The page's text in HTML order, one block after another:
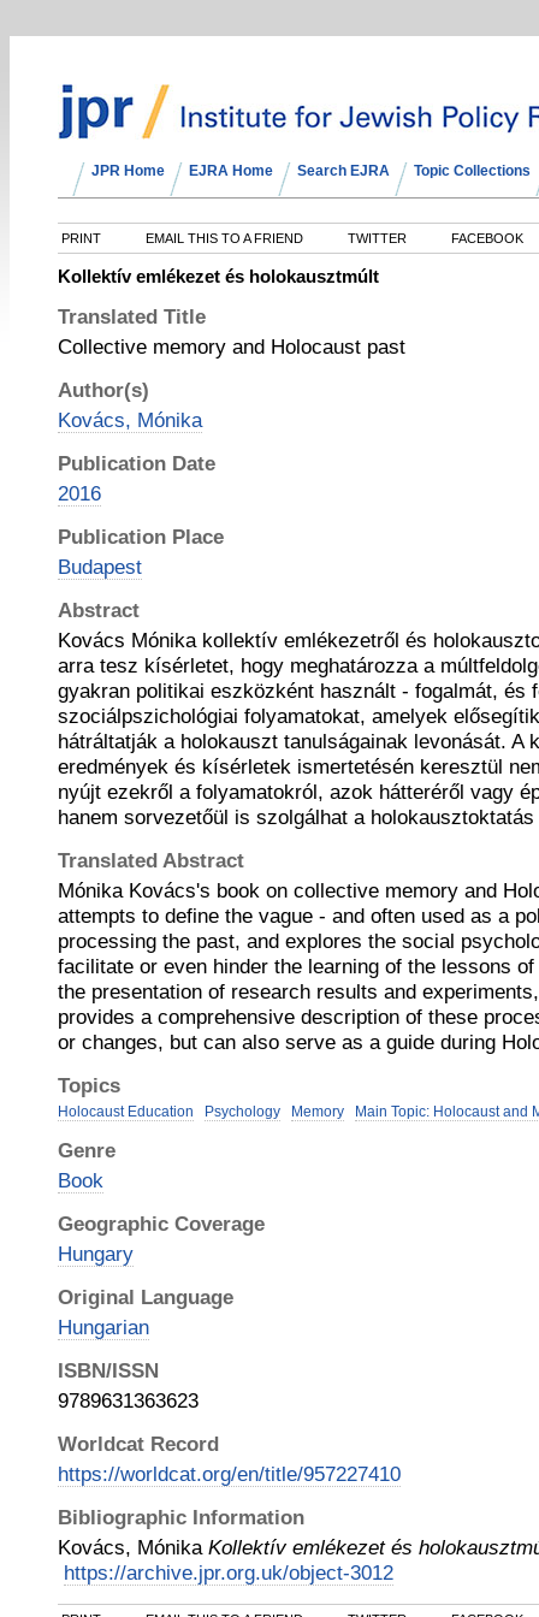
JPR Home EJRA Home Search EJRA Topic Collections
PRINT EMAIL THIS TO A FRIEND TWITTER FACEBOOK
Kollektív emlékezet és holokausztmúlt
Translated Title
Collective memory and Holocaust past
Author(s)
Kovács, Mónika
Publication Date
2016
Publication Place
Budapest
Abstract
Kovács Mónika kollektív emlékezetről és
arra tesz kísérletet, hogy meghatározza a
gyakran politikai eszközként használt - fogalmát, és
szociálpszichológiai folyamatokat, amelyek
hátráltatják a holokauszt tanulságainak levonását. A
eredmények és kísérletek ismertetésén keresztül
nyújt ezekről a folyamatokról, azok hátteréről vagy
hanem sorvezetőül is szolgálhat a
Translated Abstract
Mónika Kovács's book on collective memory and
attempts to define the vague - and often used as a
processing the past, and explores the social
facilitate or even hinder the learning of the lessons
the presentation of research results and
provides a comprehensive description of these
or changes, but can also serve as a guide during
Topics
Holocaust Education Psychology Memory Main Topic: Holocaust and
Genre
Book
Geographic Coverage
Hungary
Original Language
Hungarian
ISBN/ISSN
9789631363623
Worldcat Record
https://worldcat.org/en/title/957227410
Bibliographic Information
Kovács, Mónika Kollektív emlékezet és
https://archive.jpr.org.uk/object-3012